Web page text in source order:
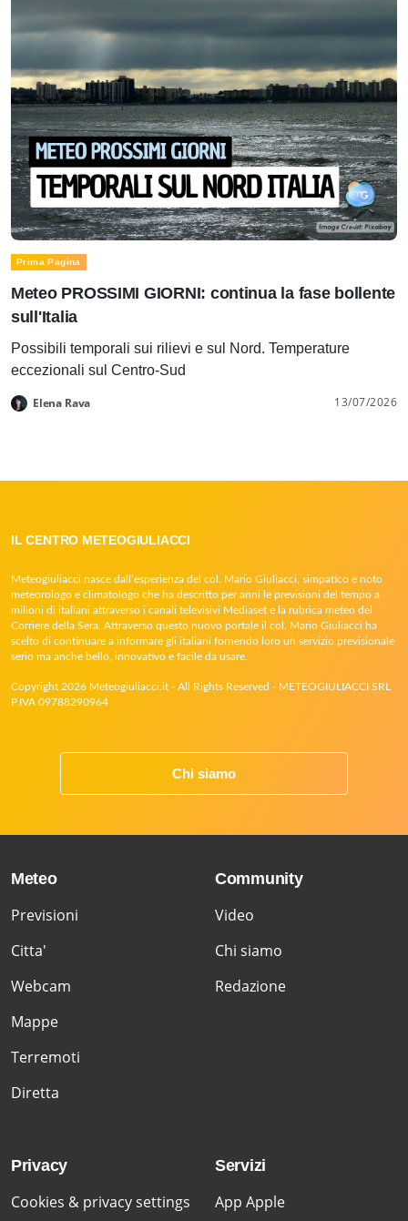
Prima Pagina
Meteo PROSSIMI GIORNI: continua la fase bollente
sull'Italia
Possibili temporali sui rilievi e sul Nord. Temperature
eccezionali sul Centro-Sud
Elena Rava 13/07/2026
IL CENTRO METEOGIULIACCI
Meteogiuliacci nasce dall’esperienza del col. Mario Giuliacci, simpatico e noto
meteorologo e climatologo che ha descritto per anni le previsioni del tempo a
milioni di italiani attraverso i canali televisivi Mediaset e la rubrica meteo del
Corriere della Sera. Attraverso questo nuovo portale il col. Mario Giuliacci ha
scelto di continuare a informare gli italiani fornendo loro un servizio previsionale
serio ma anche bello, innovativo e facile da usare.
Copyright 2026 Meteogiuliacci.it - All Rights Reserved - METEOGIULIACCI SRL
P.IVA 09788290964
Chi siamo
Meteo
Previsioni
Citta'
Webcam
Mappe
Terremoti
Diretta
Community
Video
Chi siamo
Redazione
Privacy
Cookies & privacy settings
Servizi
App Apple